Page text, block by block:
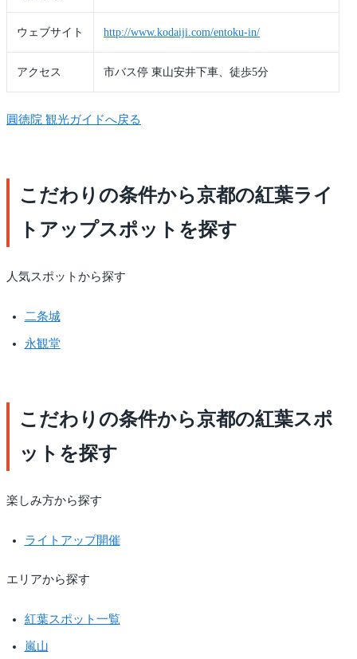
ウェブサイト http://www.kodaiji.com/entoku-in/
アクセス 市バス停 東山安井下車、徒歩5分
圓徳院 観光ガイドへ戻る
こだわりの条件から京都の紅葉ライ
トアップスポットを探す
人気スポットから探す
二条城
永観堂
こだわりの条件から京都の紅葉スポ
ットを探す
楽しみ方から探す
ライトアップ開催
エリアから探す
紅葉スポット一覧
嵐山